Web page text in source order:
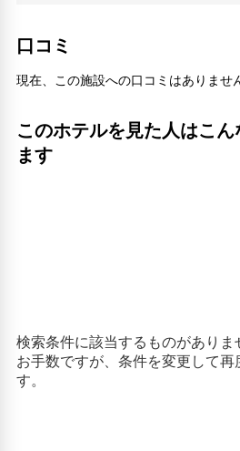
口コミ
現在、この施設への口コミはありませ
このホテルを見た人はこ
ます